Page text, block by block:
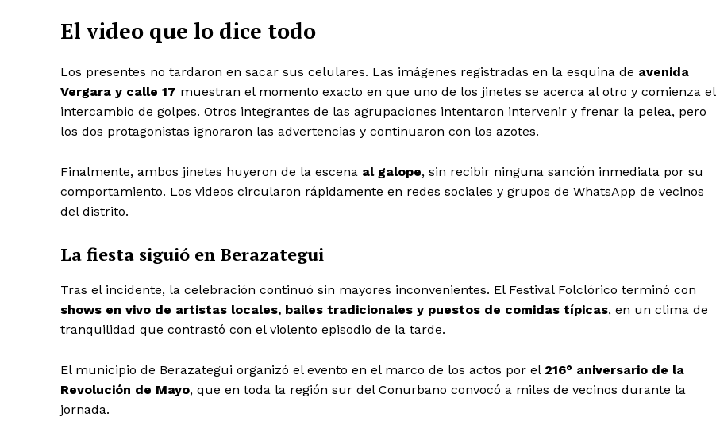
El video que lo dice todo
Los presentes no tardaron en sacar sus celulares. Las imágenes registradas en la esquina de avenida
Vergara y calle 17 muestran el momento exacto en que uno de los jinetes se acerca al otro y comienza el
intercambio de golpes. Otros integrantes de las agrupaciones intentaron intervenir y frenar la pelea, pero
los dos protagonistas ignoraron las advertencias y continuaron con los azotes.
Finalmente, ambos jinetes huyeron de la escena al galope, sin recibir ninguna sanción inmediata por su
comportamiento. Los videos circularon rápidamente en redes sociales y grupos de WhatsApp de vecinos
del distrito.
La fiesta siguió en Berazategui
Tras el incidente, la celebración continuó sin mayores inconvenientes. El Festival Folclórico terminó con
shows en vivo de artistas locales, bailes tradicionales y puestos de comidas típicas, en un clima de
tranquilidad que contrastó con el violento episodio de la tarde.
El municipio de Berazategui organizó el evento en el marco de los actos por el 216° aniversario de la
Revolución de Mayo, que en toda la región sur del Conurbano convocó a miles de vecinos durante la
jornada.